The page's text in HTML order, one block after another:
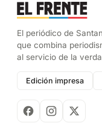
El periódico de
que combina
al servicio de la
Edición impresa